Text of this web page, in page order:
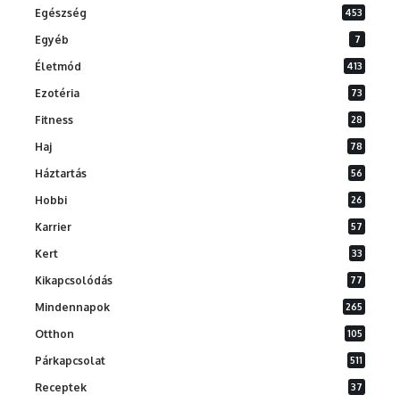
Egészség 453
Egyéb 7
Életmód 413
Ezotéria 73
Fitness 28
Haj 78
Háztartás 56
Hobbi 26
Karrier 57
Kert 33
Kikapcsolódás 77
Mindennapok 265
Otthon 105
Párkapcsolat 511
Receptek 37